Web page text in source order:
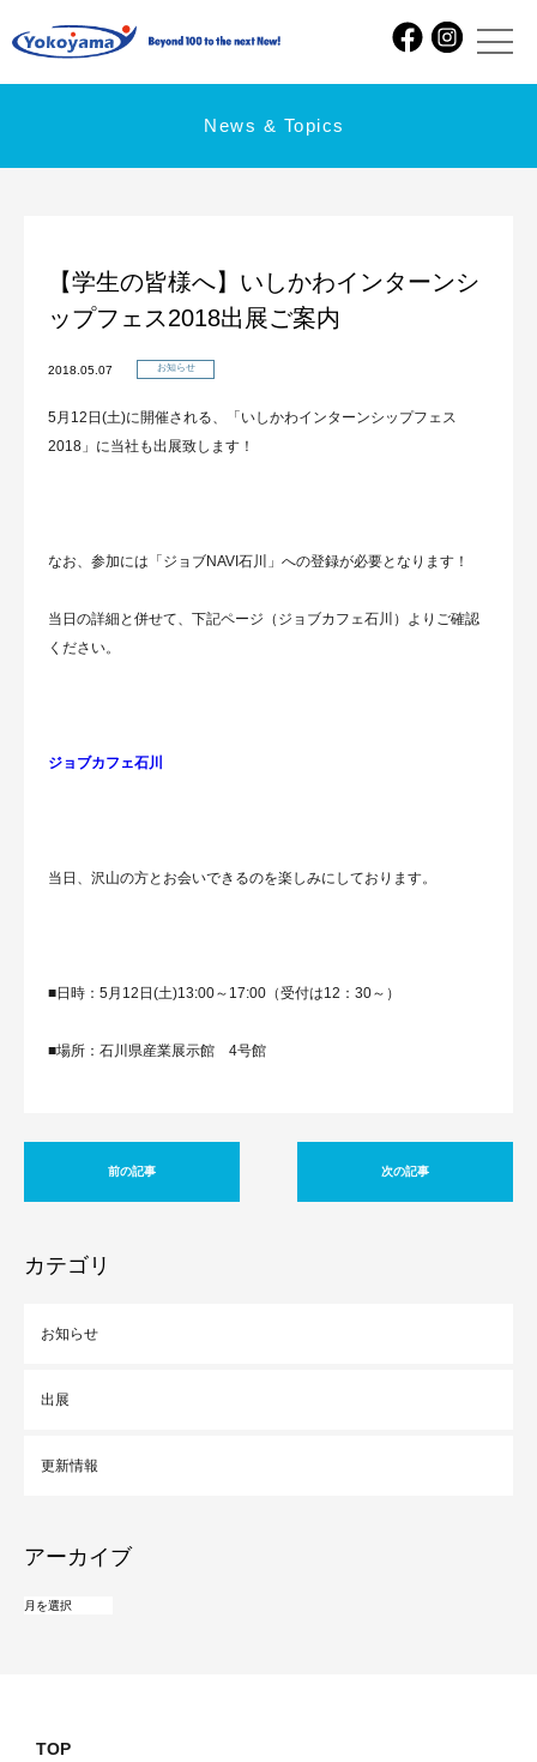
News & Topics
【学生の皆様へ】いしかわインターンシ
ップフェス2018出展ご案内
2018.05.07 お知らせ
5月12日(土)に開催される、「いしかわインターンシップフェス
2018」に当社も出展致します！
なお、参加には「ジョブNAVI石川」への登録が必要となります！
当日の詳細と併せて、下記ページ（ジョブカフェ石川）よりご確認
ください。
ジョブカフェ石川
当日、沢山の方とお会いできるのを楽しみにしております。
■日時：5月12日(土)13:00～17:00（受付は12：30～）
■場所：石川県産業展示館 4号館
前の記事 次の記事
カテゴリ
お知らせ
出展
更新情報
アーカイブ
TOP